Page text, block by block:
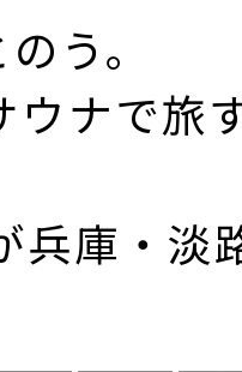
う。
ナで旅
兵庫・淡